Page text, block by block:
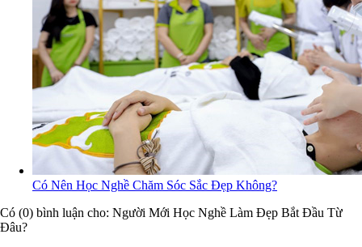
Có Nên Học Nghề Chăm Sóc Sắc Đẹp Không?
Có (0) bình luận cho: Người Mới Học Nghề Làm Đẹp Bắt Đầu Từ
Đâu?